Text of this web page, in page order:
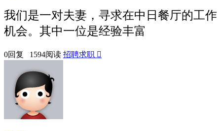
我们是一对夫妻，寻求在中日餐厅的工作
机会。其中一位是经验丰富
0回复 1594阅读 招聘求职 